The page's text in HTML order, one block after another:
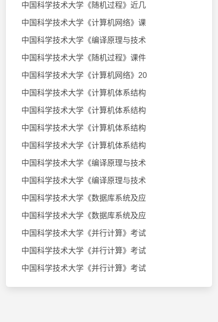
中国科学技术大学《随机过程》近几
中国科学技术大学《计算机网络》课
中国科学技术大学《编译原理与技术
中国科学技术大学《随机过程》课件
中国科学技术大学《计算机网络》20
中国科学技术大学《计算机体系结构
中国科学技术大学《计算机体系结构
中国科学技术大学《计算机体系结构
中国科学技术大学《计算机体系结构
中国科学技术大学《编译原理与技术
中国科学技术大学《编译原理与技术
中国科学技术大学《数据库系统及应
中国科学技术大学《数据库系统及应
中国科学技术大学《并行计算》考试
中国科学技术大学《并行计算》考试
中国科学技术大学《并行计算》考试